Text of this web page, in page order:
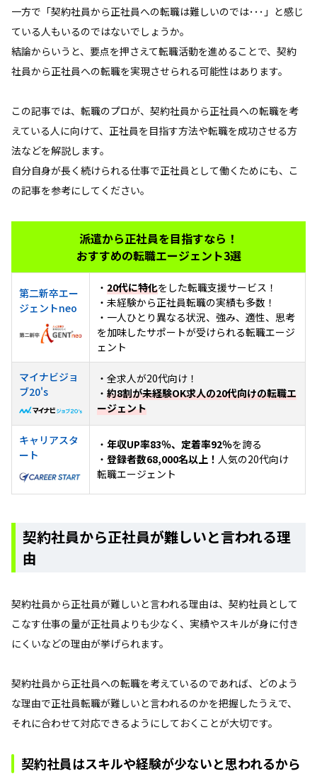
一方で「契約社員から正社員への転職は難しいのでは･･･」と感じ
ている人もいるのではないでしょうか。
結論からいうと、要点を押さえて転職活動を進めることで、契約
社員から正社員への転職を実現させられる可能性はあります。
この記事では、転職のプロが、契約社員から正社員への転職を考
えている人に向けて、正社員を目指す方法や転職を成功させる方
法などを解説します。
自分自身が長く続けられる仕事で正社員として働くためにも、こ
の記事を参考にしてください。
派遣から正社員を目指すなら！
おすすめの転職エージェント3選
第二新卒エー
ジェントneo
・ 20代に特化をした転職支援サービス！
・未経験から正社員転職の実績も多数！
・一人ひとり異なる状況、強み、適性、思考
を加味したサポートが受けられる転職エージ
ェント
マイナビジョ
ブ20's
・全求人が20代向け！
・ 約8割が未経験OK求人の20代向けの転職エ
ージェント
キャリアスタ
ート
・ 年収UP率83％、定着率92％を誇る
・ 登録者数68,000名以上！ 人気の20代向け
転職エージェント
契約社員から正社員が難しいと言われる理
由
契約社員から正社員が難しいと言われる理由は、契約社員として
こなす仕事の量が正社員よりも少なく、実績やスキルが身に付き
にくいなどの理由が挙げられます。
契約社員から正社員への転職を考えているのであれば、どのよう
な理由で正社員転職が難しいと言われるのかを把握したうえで、
それに合わせて対応できるようにしておくことが大切です。
契約社員はスキルや経験が少ないと思われるから